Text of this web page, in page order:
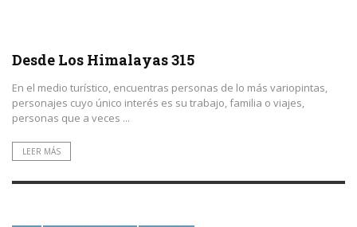
Desde Los Himalayas 315
En el medio turístico, encuentras personas de lo más variopintas,
personajes cuyo único interés es su trabajo, familia o viajes,
personas que a veces ...
LEER MÁS